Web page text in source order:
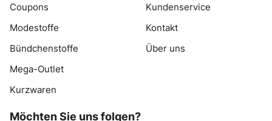
Coupons
Modestoffe
Bündchenstoffe
Mega-Outlet
Kurzwaren
Kundenservice
Kontakt
Über uns
Möchten Sie uns folgen?